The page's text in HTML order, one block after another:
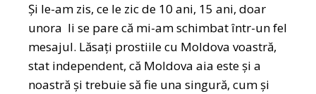
Și le-am zis, ce le zic de 10 ani, 15 ani, doar
unora li se pare că mi-am schimbat într-un fel
mesajul. Lăsați prostiile cu Moldova voastră,
stat independent, că Moldova aia este și a
noastră și trebuie să fie una singură, cum și